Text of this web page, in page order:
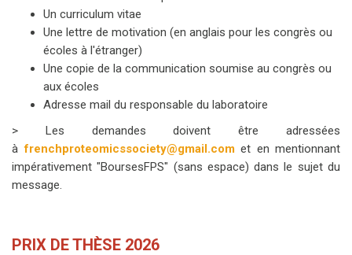
Un curriculum vitae
Une lettre de motivation (en anglais pour les congrès ou
écoles à l'étranger)
Une copie de la communication soumise au congrès ou
aux écoles
Adresse mail du responsable du laboratoire
> Les demandes doivent être adressées
àfrenchproteomicssociety@gmail.comet en mentionnant
impérativement "BoursesFPS" (sans espace) dans le sujet du
message.
PRIX DE THÈSE 2026